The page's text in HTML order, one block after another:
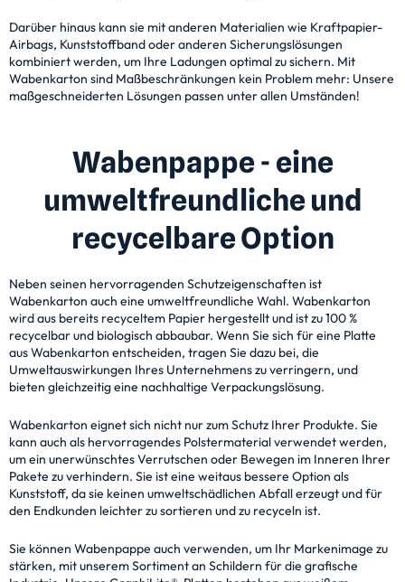
Darüber hinaus kann sie mit anderen Materialien wie Kraftpapier-
Airbags, Kunststoffband oder anderen Sicherungslösungen
kombiniert werden, um Ihre Ladungen optimal zu sichern. Mit
Wabenkarton sind Maßbeschränkungen kein Problem mehr: Unsere
maßgeschneiderten Lösungen passen unter allen Umständen!
Wabenpappe - eine
umweltfreundliche und
recycelbare Option
Neben seinen hervorragenden Schutzeigenschaften ist
Wabenkarton auch eine umweltfreundliche Wahl. Wabenkarton
wird aus bereits recyceltem Papier hergestellt und ist zu 100 %
recycelbar und biologisch abbaubar. Wenn Sie sich für eine Platte
aus Wabenkarton entscheiden, tragen Sie dazu bei, die
Umweltauswirkungen Ihres Unternehmens zu verringern, und
bieten gleichzeitig eine nachhaltige Verpackungslösung.
Wabenkarton eignet sich nicht nur zum Schutz Ihrer Produkte. Sie
kann auch als hervorragendes Polstermaterial verwendet werden,
um ein unerwünschtes Verrutschen oder Bewegen im Inneren Ihrer
Pakete zu verhindern. Sie ist eine weitaus bessere Option als
Kunststoff, da sie keinen umweltschädlichen Abfall erzeugt und für
den Endkunden leichter zu sortieren und zu recyceln ist.
Sie können Wabenpappe auch verwenden, um Ihr Markenimage zu
stärken, mit unserem Sortiment an Schildern für die grafische